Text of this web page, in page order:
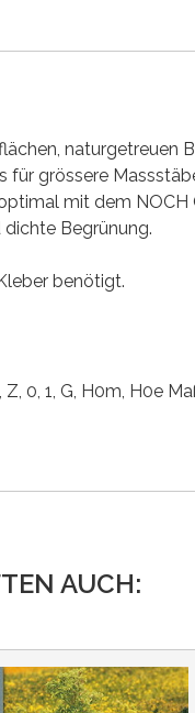
naturgetreuen
grössere
mit dem
Begrünung.
benötigt.
, Z, 0, 1, G, H0m, H0e
AUCH: